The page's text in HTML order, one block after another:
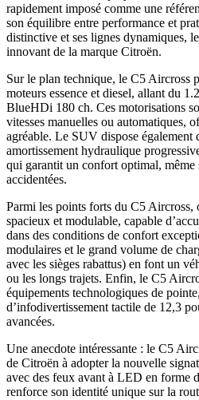
rapidement imposé comme une
son équilibre entre performance et
distinctive et ses lignes dynamiques,
innovant de la marque Citroën.
Sur le plan technique, le C5 Aircross
moteurs essence et diesel, allant du
BlueHDi 180 ch. Ces motorisations
vitesses manuelles ou automatiques,
agréable. Le SUV dispose également
amortissement hydraulique
qui garantit un confort optimal, même
accidentées.
Parmi les points forts du C5 Aircross,
spacieux et modulable, capable
dans des conditions de confort
modulaires et le grand volume de
avec les sièges rabattus) en font un
ou les longs trajets. Enfin, le C5
équipements technologiques de
d’infodivertissement tactile de 12,3
avancées.
Une anecdote intéressante : le C5
de Citroën à adopter la nouvelle
avec des feux avant à LED en forme
renforce son identité unique sur la